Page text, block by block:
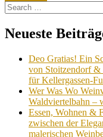
Search
for:
Neueste
Deo Gratias! Ein
von Stoitzendorf &
für Kellergassen-
Wer Was Wo
Waldviertelbahn –
Essen, Wohnen &
zwischen der
malerischen